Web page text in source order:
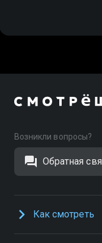
Возникли вопросы?
Обратная
Как смотреть